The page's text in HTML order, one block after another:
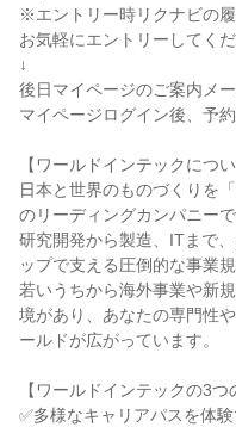
※エントリー時リクナビの
お気軽にエントリーしてく
↓
後日マイページのご案内メ
マイページログイン後、予
【ワールドインテックについ
日本と世界のものづくりを
のリーディングカンパニーで
研究開発から製造、ITまで
ップで支える圧倒的な事業規
若いうちから海外事業や新
境があり、あなたの専門性
ールドが広がっています。
【ワールドインテックの3つ
✅多様なキャリアパスを体